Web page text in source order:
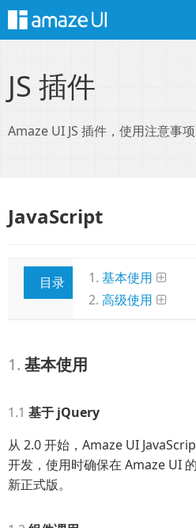
JS 插件
Amaze UI JS 插件，使用注意事项
JavaScript
目录
基本使用
高级使用
基本使用
基于 jQuery
从 2.0 开始，Amaze UI
开发，使用时确保在 Amaze UI
新正式版。